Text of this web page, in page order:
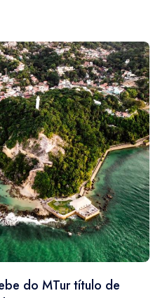
do MTur título de